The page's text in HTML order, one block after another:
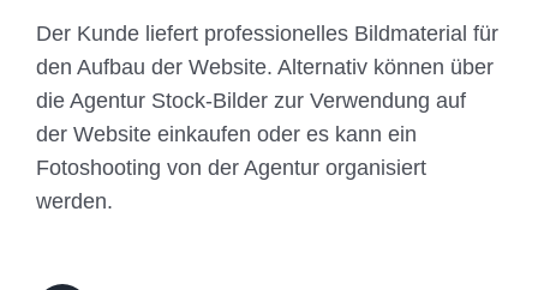
Der Kunde liefert professionelles Bildmaterial für
den Aufbau der Website. Alternativ können über
die Agentur Stock-Bilder zur Verwendung auf
der Website einkaufen oder es kann ein
Fotoshooting von der Agentur organisiert
werden.